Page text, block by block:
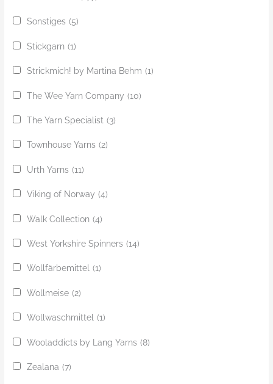
Sonstiges (5)
Stickgarn (1)
Strickmich! by Martina Behm (1)
The Wee Yarn Company (10)
The Yarn Specialist (3)
Townhouse Yarns (2)
Urth Yarns (11)
Viking of Norway (4)
Walk Collection (4)
West Yorkshire Spinners (14)
Wollfärbemittel (1)
Wollmeise (2)
Wollwaschmittel (1)
Wooladdicts by Lang Yarns (8)
Zealana (7)